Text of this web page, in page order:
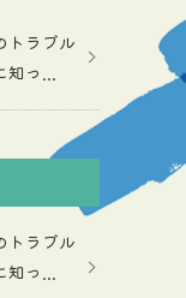
トラブル
知っ...
トラブル
知っ...